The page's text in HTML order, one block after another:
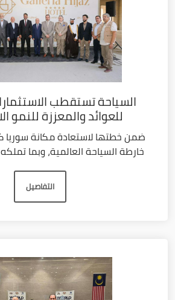
السياحة تستقطب
للعوائد والمعززة للنمو
ضمن خطتها لاستعادة مكانة
خارطة السياحة العالمية، وبما
التفاصيل